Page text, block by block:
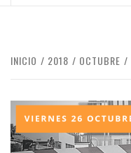
INICIO 2018 OCTUBRE